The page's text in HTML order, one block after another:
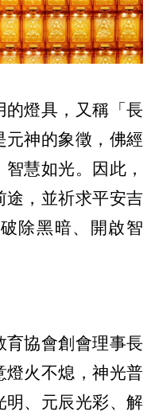
的燈具，又稱「長
元神的象徵，佛經
慧如光。因此，
途，並祈求平安吉
除黑暗、開啟智
育協會創會理事長
燈火不熄，神光普
明、元辰光彩、解